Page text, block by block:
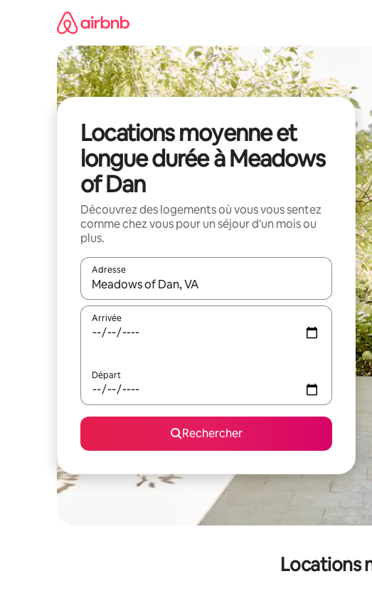
Locations moyenne et
longue durée à Meadows
of Dan
Découvrez des logements où vous vous sentez
comme chez vous pour un séjour d'un mois ou
plus.
Adresse
Lorsque les résultats s'affichent, utilisez les flèches vers le
Arrivée
Départ
Rechercher
Locations